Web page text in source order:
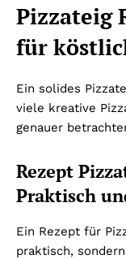
Pizzateig
für
Ein solides
viele kreative
genauer
Rezept
Praktisch
Ein Rezept für
praktisch,